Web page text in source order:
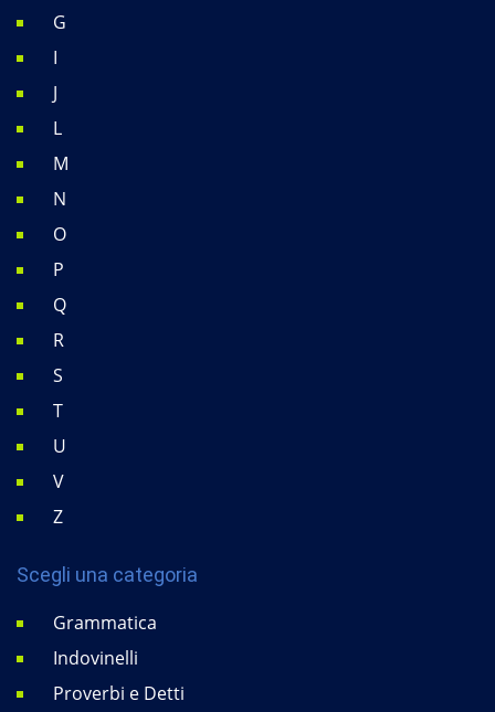
G
I
J
L
M
N
O
P
Q
R
S
T
U
V
Z
Scegli una categoria
Grammatica
Indovinelli
Proverbi e Detti